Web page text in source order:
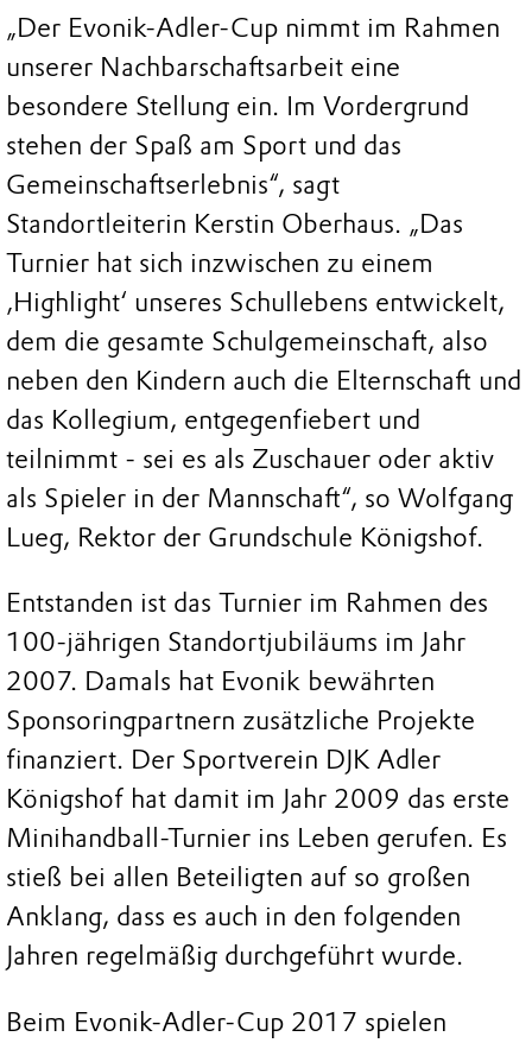
„Der Evonik-Adler-Cup nimmt im Rahmen
unserer Nachbarschaftsarbeit eine
besondere Stellung ein. Im Vordergrund
stehen der Spaß am Sport und das
Gemeinschaftserlebnis“, sagt
Standortleiterin Kerstin Oberhaus. „Das
Turnier hat sich inzwischen zu einem
‚Highlight‘ unseres Schullebens entwickelt,
dem die gesamte Schulgemeinschaft, also
neben den Kindern auch die Elternschaft und
das Kollegium, entgegenfiebert und
teilnimmt - sei es als Zuschauer oder aktiv
als Spieler in der Mannschaft“, so Wolfgang
Lueg, Rektor der Grundschule Königshof.
Entstanden ist das Turnier im Rahmen des
100-jährigen Standortjubiläums im Jahr
2007. Damals hat Evonik bewährten
Sponsoringpartnern zusätzliche Projekte
finanziert. Der Sportverein DJK Adler
Königshof hat damit im Jahr 2009 das erste
Minihandball-Turnier ins Leben gerufen. Es
stieß bei allen Beteiligten auf so großen
Anklang, dass es auch in den folgenden
Jahren regelmäßig durchgeführt wurde.
Beim Evonik-Adler-Cup 2017 spielen